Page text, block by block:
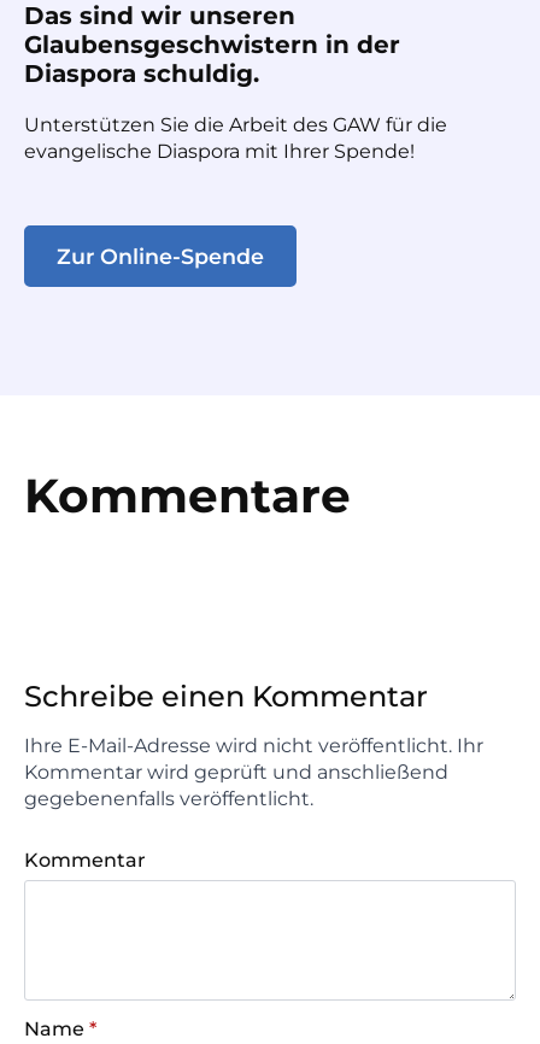
Das sind wir unseren
Glaubensgeschwistern in der
Diaspora schuldig.
Unterstützen Sie die Arbeit des GAW für die
evangelische Diaspora mit Ihrer Spende!
Zur Online-Spende
Kommentare
Schreibe einen Kommentar
Ihre E-Mail-Adresse wird nicht veröffentlicht. Ihr
Kommentar wird geprüft und anschließend
gegebenenfalls veröffentlicht.
Kommentar
Name *